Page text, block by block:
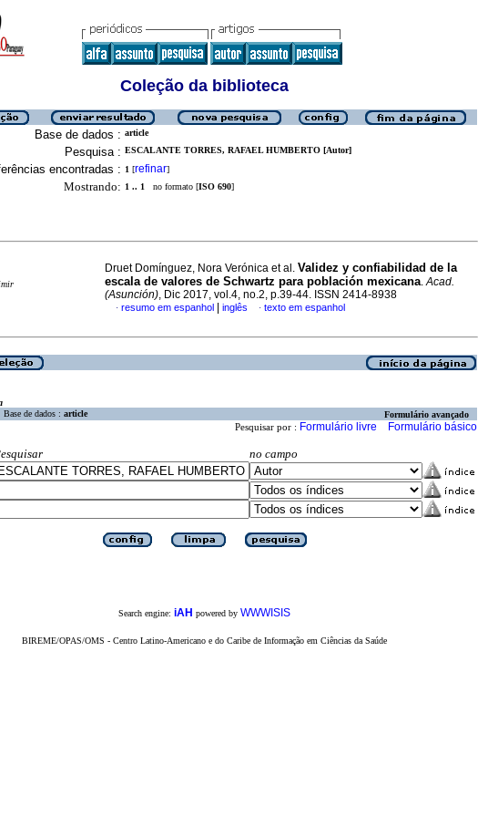
Coleção da biblioteca
Base de dados : article
Pesquisa : ESCALANTE TORRES, RAFAEL HUMBERTO [Autor]
encontradas : 1 [refinar]
Mostrando: 1 .. 1 no formato [ISO 690]
Druet Domínguez, Nora Verónica et al. Validez y confiabilidad de la
escala de valores de Schwartz para población mexicana.Acad.
(Asunción), Dic 2017, vol.4, no.2, p.39-44. ISSN 2414-8938
· resumo em espanhol inglês · texto em espanhol
Base de dados : article Formulário avançado
Pesquisar por : Formulário livre Formulário básico
no campo
Search engine: iAH powered by WWWISIS
BIREME/OPAS/OMS - Centro Latino-Americano e do Caribe de Informação em Ciências da Saúde